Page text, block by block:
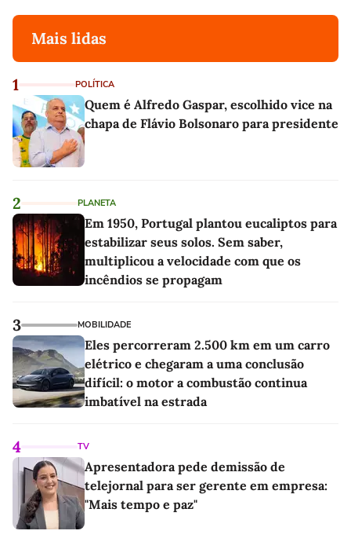
Mais lidas
1 POLÍTICA
Quem é Alfredo Gaspar, escolhido vice na
chapa de Flávio Bolsonaro para presidente
2 PLANETA
Em 1950, Portugal plantou eucaliptos para
estabilizar seus solos. Sem saber,
multiplicou a velocidade com que os
incêndios se propagam
3 MOBILIDADE
Eles percorreram 2.500 km em um carro
elétrico e chegaram a uma conclusão
difícil: o motor a combustão continua
imbatível na estrada
4 TV
Apresentadora pede demissão de
telejornal para ser gerente em empresa:
"Mais tempo e paz"